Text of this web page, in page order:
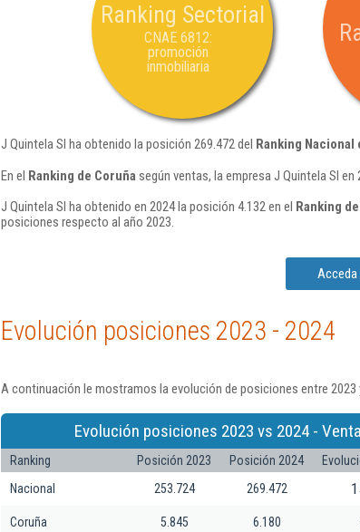
Ranking Sectorial
CNAE 6812:
promoción
inmobiliaria
J Quintela Sl ha obtenido la posición 269.472 del Ranking Nacional
En el Ranking de Coruña según ventas, la empresa J Quintela Sl
J Quintela Sl ha obtenido en 2024 la posición 4.132 en el Ranking
posiciones respecto al año 2023.
Acceda
Evolución posiciones 2023 - 2024
A continuación le mostramos la evolución de posiciones entre
Evolución posiciones 2023 vs 2024 -
Ranking Posición 2023 Posición 2024
Nacional
253.724 269.472
Coruña 5.845 6.180